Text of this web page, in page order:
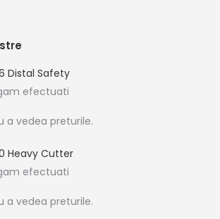
Distal Safety
efectuati
a vedea preturile.
Heavy Cutter
efectuati
a vedea preturile.